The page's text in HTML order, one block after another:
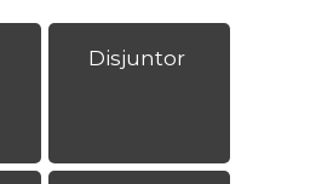
Disjuntor